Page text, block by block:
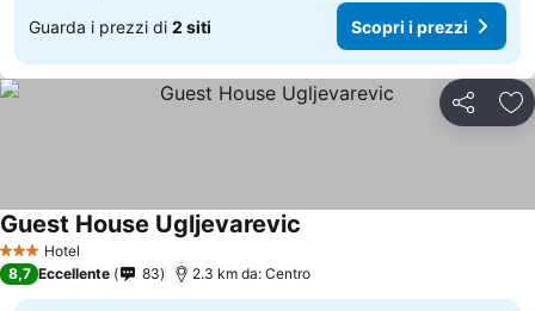
Guarda i prezzi di 2 siti Scopri i prezzi
Condividi
3 StelleHotel
Guest House Ugljevarevic
8,7 Eccellente 83 2.3 km da: Centro